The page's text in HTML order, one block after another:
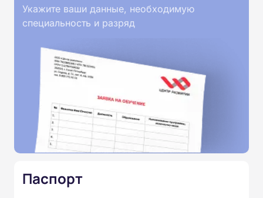
Укажите ваши данные, необходимую
специальность и разряд
Паспорт